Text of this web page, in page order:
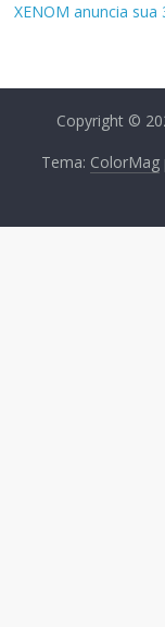
XENOM anuncia sua
Copyright ©
Tema: ColorMag